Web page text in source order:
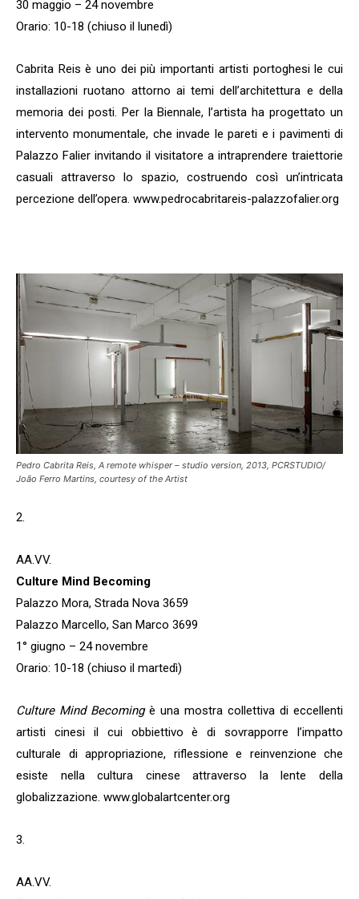
30 maggio – 24 novembre
Orario: 10-18 (chiuso il lunedì)
Cabrita Reis è uno dei più importanti artisti portoghesi le cui
installazioni ruotano attorno ai temi dell’architettura e della
memoria dei posti. Per la Biennale, l’artista ha progettato un
intervento monumentale, che invade le pareti e i pavimenti di
Palazzo Falier invitando il visitatore a intraprendere traiettorie
casuali attraverso lo spazio, costruendo così un’intricata
percezione dell’opera. www.pedrocabritareis-palazzofalier.org
Pedro Cabrita Reis, A remote whisper – studio version , 2013, PCRSTUDIO/
João Ferro Martins, courtesy of the Artist
2.
AA.VV.
Culture Mind Becoming
Palazzo Mora, Strada Nova 3659
Palazzo Marcello, San Marco 3699
1° giugno – 24 novembre
Orario: 10-18 (chiuso il martedì)
Culture Mind Becomingè una mostra collettiva di eccellenti
artisti cinesi il cui obbiettivo è di sovrapporre l’impatto
culturale di appropriazione, riflessione e reinvenzione che
esiste nella cultura cinese attraverso la lente della
globalizzazione. www.globalartcenter.org
3.
AA.VV.